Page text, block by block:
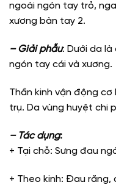
ngoài ngón tay trỏ,
xương bàn tay 2.
– Giải phẫu: Dưới da
ngón tay cái và xương.
Thần kinh vận động
trụ. Da vùng huyệt chi
– Tác dụng:
+ Tại chỗ: Sưng đau
+ Theo kinh: Đau